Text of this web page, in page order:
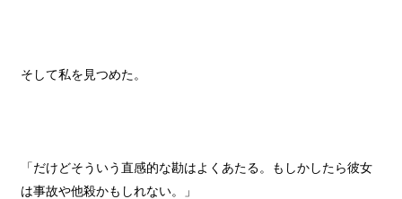
そして私を見つめた。
「だけどそういう直感的な勘はよくあたる。もしかしたら彼女
は事故や他殺かもしれない。」